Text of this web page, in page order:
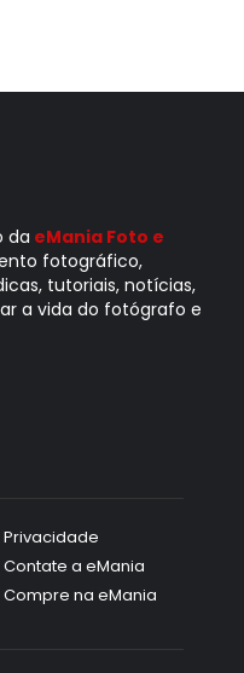
da eMania Foto e
fotográfico,
tutoriais, notícias,
a vida do fotógrafo e
Privacidade
Contate a eMania
Compre na eMania